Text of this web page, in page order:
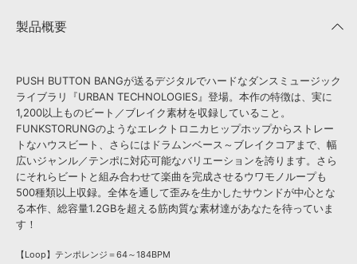
製品概要
PUSH BUTTON BANGが送るデジタルでハードなダンスミュージック
ライブラリ『URBAN TECHNOLOGIES』登場。本作の特徴は、実に
1,200以上ものビート／ブレイク素材を収録していること。
FUNKSTORUNGのようなエレクトロニカヒップホップからストレー
トなハウスビート、さらにはドラムンベース～ブレイクコアまで、幅
広いジャンル／テンポに対応可能なバリエーションを誇ります。さら
にそれらビートと組み合わせて楽曲を完成させるウワモノループも
500種類以上収録。全体を通して歪みを生かしたサウンドが中心とな
る本作、総容量1.2GBを超える筋肉質な素材達があなたを待っていま
す！
【Loop】テンポレンジ＝64～184BPM